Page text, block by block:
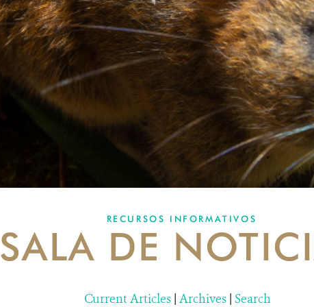
RECURSOS INFORMATIVOS
SALA DE
Current Articles | Archives | Search